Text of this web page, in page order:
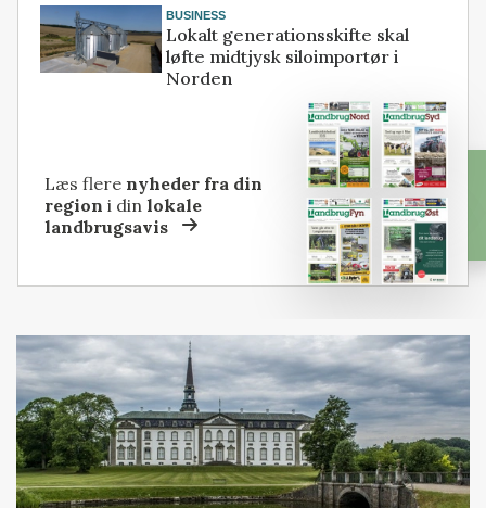
BUSINESS
Lokalt generationsskifte skal
løfte midtjysk siloimportør i
Norden
Læs flere nyheder fra din
region i dinlokale
landbrugsavis